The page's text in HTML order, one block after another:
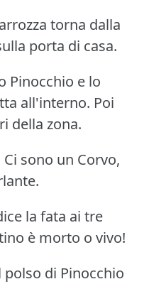
torna dalla
porta di casa.
Pinocchio e lo
all'interno. Poi
della zona.
Ci sono un Corvo,
la fata ai tre
è morto o vivo!
di Pinocchio